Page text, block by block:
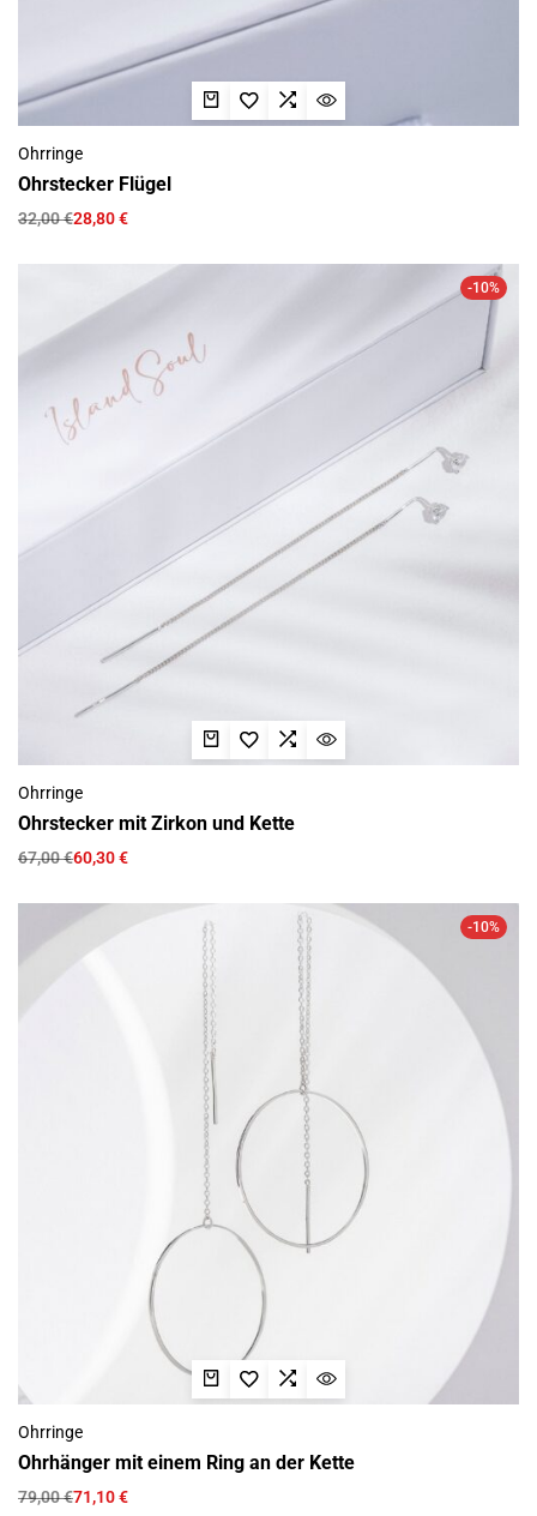
Ohrringe
Ohrstecker Flügel
32,00€28,80€
-10%
Ohrringe
Ohrstecker mit Zirkon und Kette
67,00€60,30€
-10%
Ohrringe
Ohrhänger mit einem Ring an der Kette
79,00€71,10€